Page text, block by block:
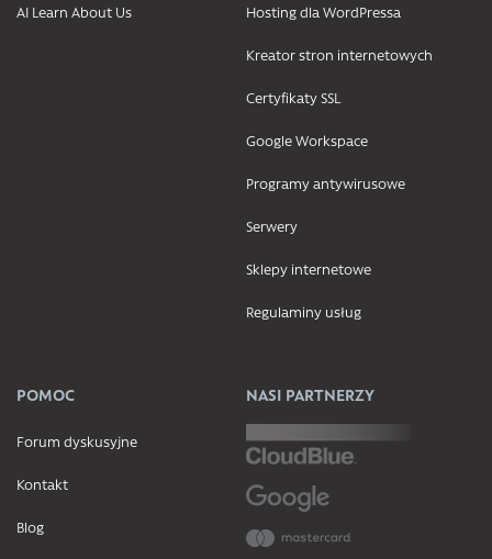
AI Learn About Us Hosting dla WordPressa
Kreator stron internetowych
Certyfikaty SSL
Google Workspace
Programy antywirusowe
Serwery
Sklepy internetowe
Regulaminy usług
POMOC
Forum dyskusyjne
Kontakt
Blog
NASI PARTNERZY